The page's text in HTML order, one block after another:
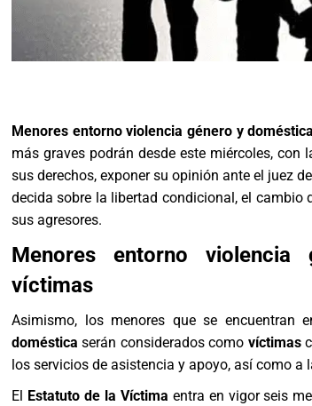
Menores entorno violencia género y
más graves podrán desde este miércoles,
sus derechos, exponer su opinión ante el juez
decida sobre la libertad condicional, el cambio
sus agresores.
Menores entorno
víctimas
Asimismo, los menores que se encuentran
doméstica serán considerados como víctimas
los servicios de asistencia y apoyo, así como a
El Estatuto de la Víctima entra en vigor seis